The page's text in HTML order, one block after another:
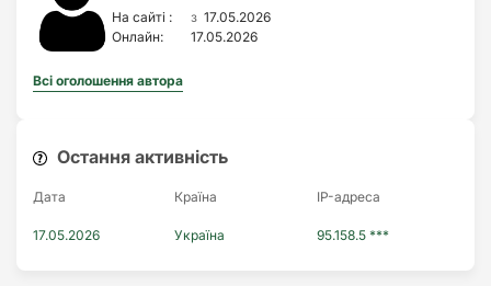
На сайті : з 17.05.2026
Онлайн:
17.05.2026
Всі оголошення автора
Остання активність
Дата Країна IP-адреса
17.05.2026 Україна 95.158.5 ***